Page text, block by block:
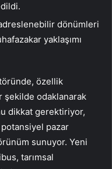
dönümleri
yaklaşımı
özellik
şekilde odaklanarak
dikkat gerektiriyor,
pazar
sunuyor. Yeni
tarımsal